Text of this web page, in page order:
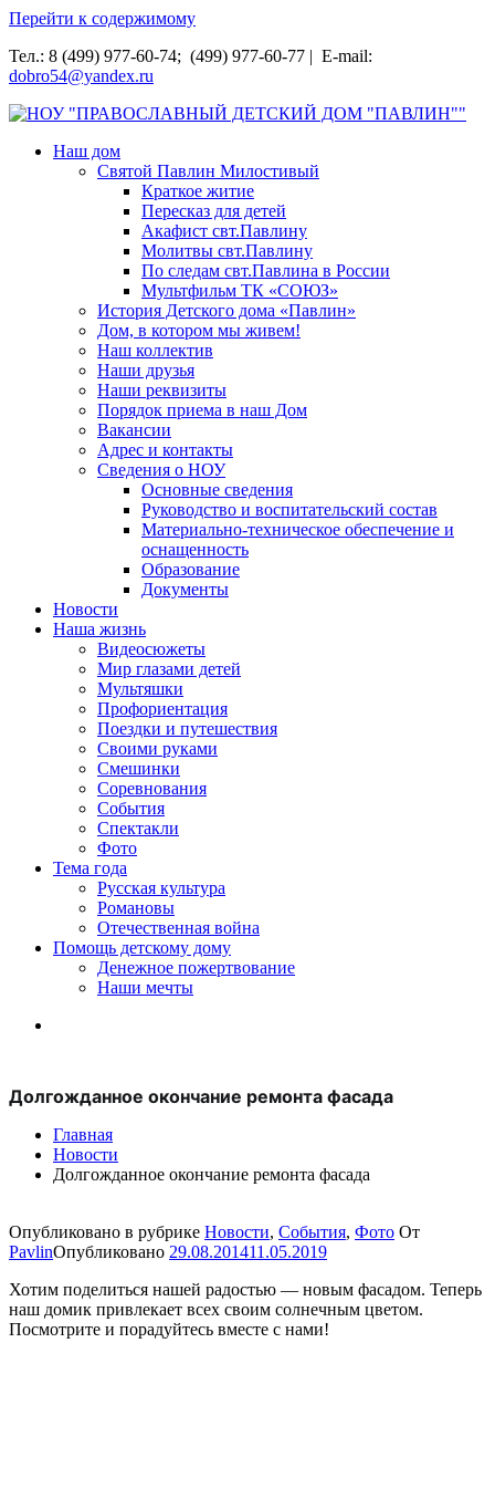
Перейти к содержимому
Тел.: 8 (499) 977-60-74; (499) 977-60-77 | E-mail:
dobro54@yandex.ru
НОУ "ПРАВОСЛАВНЫЙ ДЕТСКИЙ ДОМ "ПАВЛИН""
Наш дом
Святой Павлин Милостивый
Краткое житие
Пересказ для детей
Акафист свт.Павлину
Молитвы свт.Павлину
По следам свт.Павлина в России
Мультфильм ТК «СОЮЗ»
История Детского дома «Павлин»
Дом, в котором мы живем!
Наш коллектив
Наши друзья
Наши реквизиты
Порядок приема в наш Дом
Вакансии
Адрес и контакты
Сведения о НОУ
Основные сведения
Руководство и воспитательский состав
Материально-техническое обеспечение и
оснащенность
Образование
Документы
Новости
Наша жизнь
Видеосюжеты
Мир глазами детей
Мультяшки
Профориентация
Поездки и путешествия
Своими руками
Смешинки
Соревнования
События
Спектакли
Фото
Тема года
Русская культура
Романовы
Отечественная война
Помощь детскому дому
Денежное пожертвование
Наши мечты
Долгожданное окончание ремонта фасада
Главная
Новости
Долгожданное окончание ремонта фасада
Опубликовано в рубрике Новости, События, Фото От
PavlinОпубликовано 29.08.201411.05.2019
Хотим поделиться нашей радостью — новым фасадом. Теперь
наш домик привлекает всех своим солнечным цветом.
Посмотрите и порадуйтесь вместе с нами!